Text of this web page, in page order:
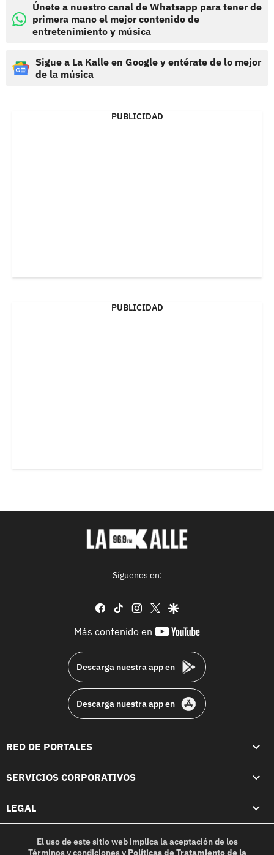
Únete a nuestro canal de Whatsapp para tener de
primera mano el mejor contenido de
entretenimiento y música
Sigue a La Kalle en Google y entérate de lo mejor
de la música
PUBLICIDAD
PUBLICIDAD
Síguenos en:
facebook
tiktok instagram
twittergoogle
Más contenido en
youtube-
Descarga nuestra app en
Descarga nuestra app en
RED DE PORTALES
SERVICIOS CORPORATIVOS
LEGAL
El uso de este sitio web implica la aceptación de los
Términos y condicionesy Políticas de Tratamiento de la